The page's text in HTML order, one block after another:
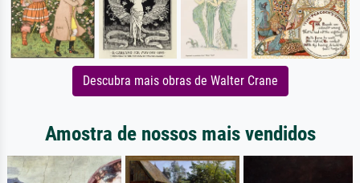
Descubra mais obras de Walter Crane
Amostra de nossos mais vendidos